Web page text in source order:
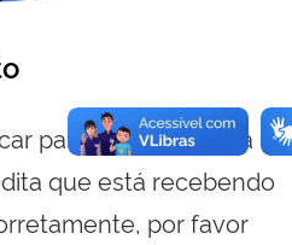
para visualizar essa
que está recebendo
por favor